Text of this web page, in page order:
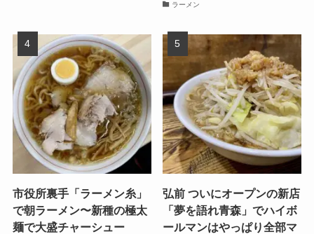
ラーメン
市役所裏手「ラーメン糸」
で朝ラーメン〜新種の極太
麺で大盛チャーシュー
弘前 ついにオープンの新店
「夢を語れ青森」でハイボ
ールマンはやっぱり全部マ